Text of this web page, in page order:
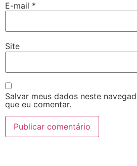
E-mail *
Site
Salvar meus dados neste
que eu comentar.